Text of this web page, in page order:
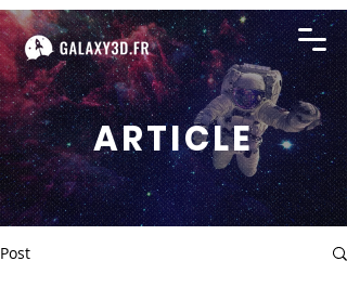
ARTICLE
Post